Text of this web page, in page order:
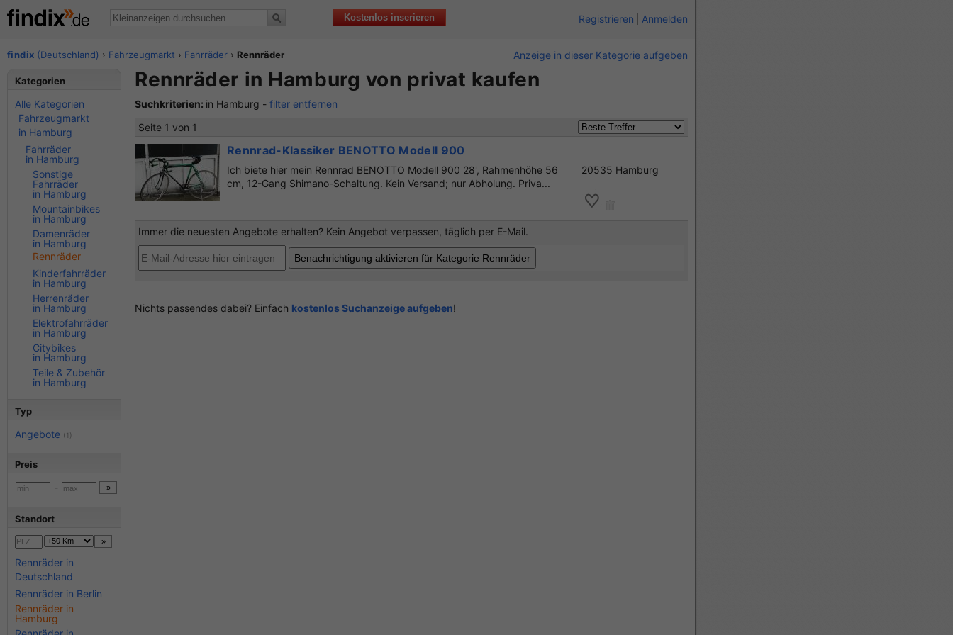
Kostenlos inserieren Registrieren Anmelden
findix (Deutschland) › Fahrzeugmarkt › Fahrräder › Rennräder Anzeige in dieser Kategorie aufgeben
Rennräder in Hamburg von privat kaufen
Suchkriterien: in Hamburg - filter entfernen
Seite 1 von 1
Rennrad-Klassiker BENOTTO Modell 900
Ich biete hier mein Rennrad BENOTTO Modell 900 28', Rahmenhöhe 56
cm, 12-Gang Shimano-Schaltung. Kein Versand; nur Abholung. Priva...
20535 Hamburg
Immer die neuesten Angebote erhalten? Kein Angebot verpassen, täglich per E-Mail.
Nichts passendes dabei? Einfach kostenlos Suchanzeige aufgeben!
Kategorien
Alle Kategorien
Fahrzeugmarkt
in Hamburg
Fahrräder
in Hamburg
Sonstige
Fahrräder
in Hamburg
Mountainbikes
in Hamburg
Damenräder
in Hamburg
Rennräder
Kinderfahrräder
in Hamburg
Herrenräder
in Hamburg
Elektrofahrräder
in Hamburg
Citybikes
in Hamburg
Teile & Zubehör
in Hamburg
Typ
Angebote (1)
Preis
-
Standort
Rennräder in
Deutschland
Rennräder in Berlin
Rennräder in
Hamburg